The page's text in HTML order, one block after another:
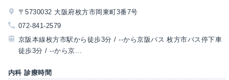
〒5730032 大阪府枚方市岡東町3番7号
072-841-2579
京阪本線枚方市駅から徒歩3分 / --から京阪バス 枚方市バス停下車
徒歩3分 / --から京...
内科 診療時間